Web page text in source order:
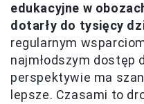
edukacyjne w
dotarły do tysięcy
regularnym
najmłodszym dostęp
perspektywie ma
lepsze. Czasami to